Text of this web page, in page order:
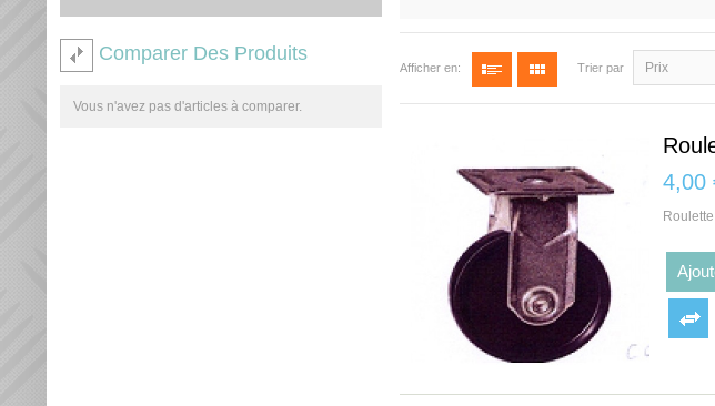
Comparer Des Produits
Vous n'avez pas d'articles à comparer.
Afficher en: Trier par Prix
4,00